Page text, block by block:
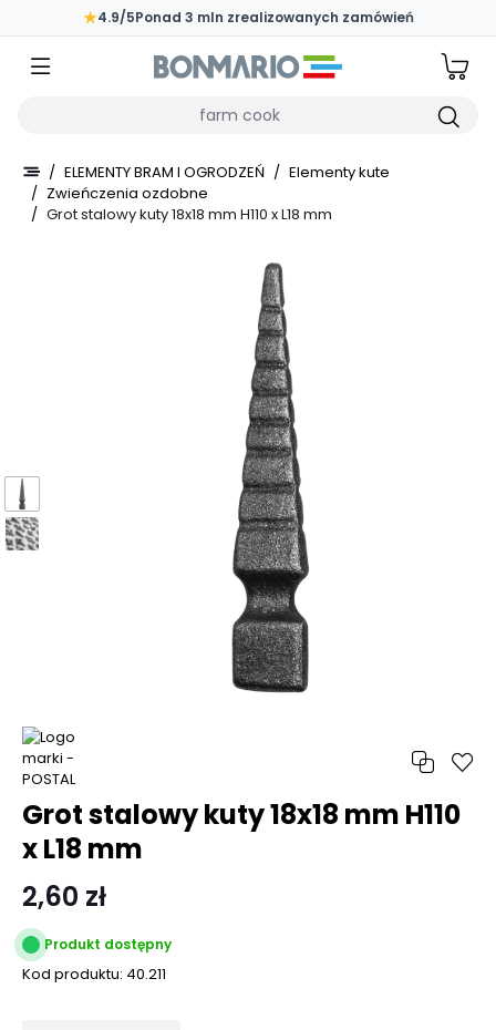
Przejdź do głównej zawartości strony
★4.9/5Ponad 3 mln zrealizowanych zamówień
/ ELEMENTY BRAM I OGRODZEŃ / Elementy kute
/ Zwieńczenia ozdobne
/ Grot stalowy kuty 18x18 mm H110 x L18 mm
Grot stalowy kuty 18x18 mm H110
x L18 mm
2,60 zł
Produkt dostępny
Kod produktu: 40.211